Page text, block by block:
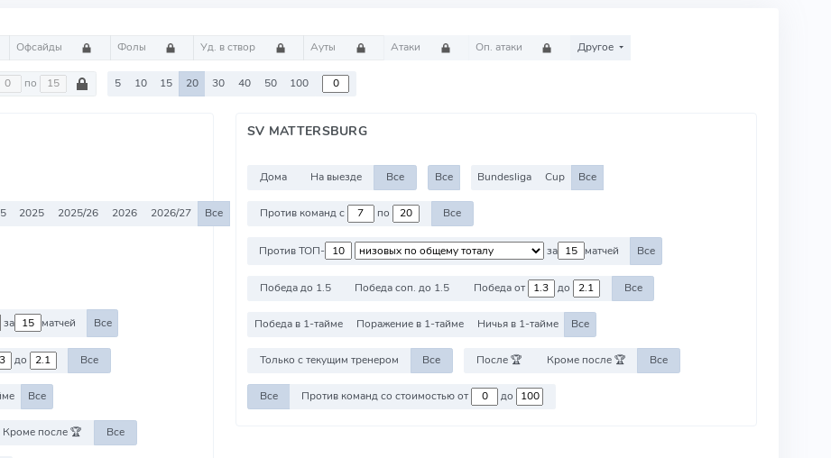
Офсайды Фолы Уд. в створ Ауты Атаки Оп. атаки Другое
по 5 10 15 20 30 40 50 100
2025 2025/26 2026 2026/27 Все
за матчей Все
до Все
Все
Кроме после 🏆 Все
SV MATTERSBURG
Дома На выезде Все Все Bundesliga Cup Все
Против команд с по Все
Против ТОП- за матчей Все
Победа до 1.5 Победа соп. до 1.5 Победа от до Все
Победа в 1-тайме Поражение в 1-тайме Ничья в 1-тайме Все
Только с текущим тренером Все После 🏆 Кроме после 🏆 Все
Все Против команд со стоимостью от до